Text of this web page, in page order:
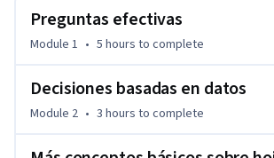
aprender cómo hacer preguntas efectivas
decisiones basadas en datos, al tiempo
las necesidades de los interesados. Los
proporcionarán formas prácticas de llevar
comunes de los analistas de datos con las
Preguntas efectivas
Module 1 • 5 hours to complete
Decisiones basadas en datos
Module 2 • 3 hours to complete